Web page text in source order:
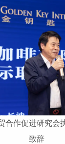
合作促进研究会
致辞